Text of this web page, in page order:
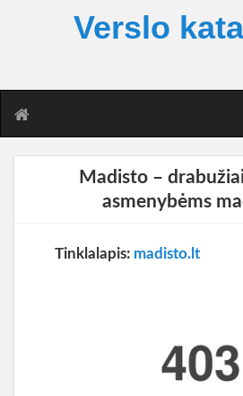
Verslo
Madisto –
asmenybėms
Tinklalapis: madisto.lt